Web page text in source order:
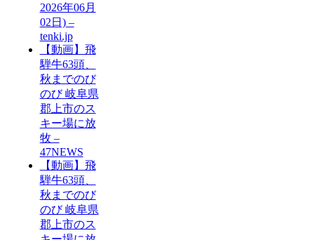
2026年06月
02日) –
tenki.jp
【動画】飛
騨牛63頭、
秋までのび
のび 岐阜県
郡上市のス
キー場に放
牧 –
47NEWS
【動画】飛
騨牛63頭、
秋までのび
のび 岐阜県
郡上市のス